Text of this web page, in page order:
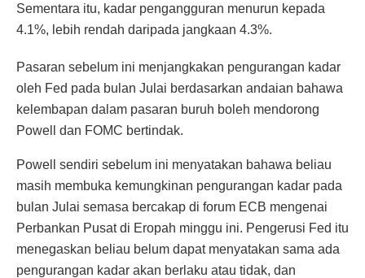
Sementara itu, kadar pengangguran menurun kepada
4.1%, lebih rendah daripada jangkaan 4.3%.
Pasaran sebelum ini menjangkakan pengurangan kadar
oleh Fed pada bulan Julai berdasarkan andaian bahawa
kelembapan dalam pasaran buruh boleh mendorong
Powell dan FOMC bertindak.
Powell sendiri sebelum ini menyatakan bahawa beliau
masih membuka kemungkinan pengurangan kadar pada
bulan Julai semasa bercakap di forum ECB mengenai
Perbankan Pusat di Eropah minggu ini. Pengerusi Fed itu
menegaskan beliau belum dapat menyatakan sama ada
pengurangan kadar akan berlaku atau tidak, dan